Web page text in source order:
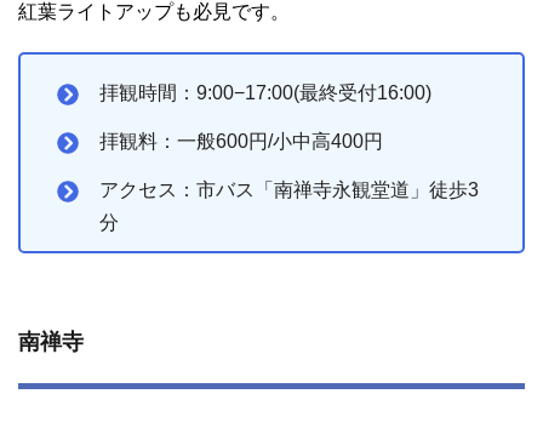
紅葉ライトアップも必見です。
拝観時間：9:00−17:00(最終受付16:00)
拝観料：一般600円/小中高400円
アクセス：市バス「南禅寺永観堂道」徒歩3
分
南禅寺